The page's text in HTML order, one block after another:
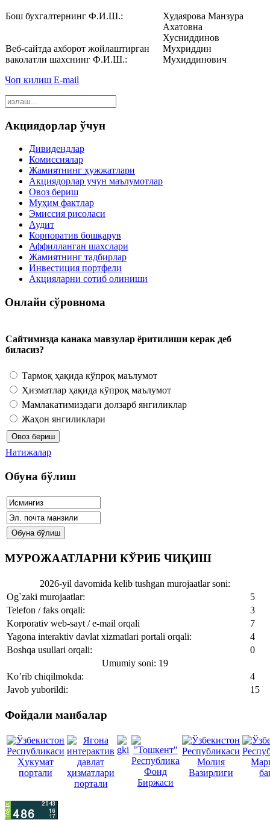
‎Бош бухгалтернинг Ф.И.Ш.:‎
Худаярова Манзура
Ахатовна
‎Веб-сайтда ахборот жойлаштирган
ваколатли шахснинг Ф.И.Ш.:‎
Хусниддинов
Мухриддин
Мухиддинович
Чоп килиш E-mail
Акциядорлар ўчун
Дивидендлар
Комиссиялар
Жамиятнинг ҳужжатлари
Акциядорлар учун маълумотлар
Овоз бериш
Муҳим фактлар
Эмиссия рисоласи
Аудит
Корпоратив бошқарув
Аффилланган шахслари
Жамиятнинг тадбирлар
Инвестиция портфели
Акцияларни сотиб олиниши
Онлайн сўровнома
Сайтимизда канака мавзулар ёритилиши керак деб
биласиз?
Тармоқ ҳақида кўпроқ маълумот
Ҳизматлар ҳақида кўпроқ маълумот
Мамлакатимиздаги долзарб янгиликлар
Жаҳон янгиликлари
Натижалар
Обуна бўлиш
МУРОЖААТЛАРНИ КЎРИБ ЧИҚИШ
2026-yil davomida kelib tushgan murojaatlar soni:
Og`zaki murojaatlar:
5
Telefon / faks orqali:
3
Korporativ web-sayt / e-mail orqali
7
Yagona interaktiv davlat xizmatlari portali orqali:
4
Boshqa usullari orqali:
0
Umumiy soni: 19
Ko’rib chiqilmokda:
4
Javob yuborildi:
15
Фойдали манбалар